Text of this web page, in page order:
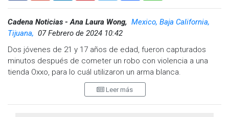
Cadena Noticias - Ana Laura Wong, Mexico, Baja California,
Tijuana, 07 Febrero de 2024 10:42
Dos jóvenes de 21 y 17 años de edad, fueron capturados
minutos después de cometer un robo con violencia a una
tienda Oxxo, para lo cuál utilizaron un arma blanca.
El reporte policial indica que pasadas las 20:00 horas del
martes, se reportó el robo en la citada tienda, ubicada en la
Leer más